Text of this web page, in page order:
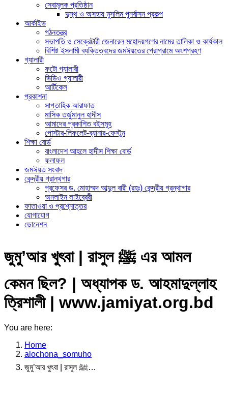
সেবামূলক প্রতিষ্ঠান
দুস্থ ও অসহায় মুসলিম পুনর্বাসন প্রকল্প
আর্কাইভ
গঠনতন্ত্র
সভাপতি ও সেক্রেটারী জেনারেল মহোদয়গণের নামের তালিকা ও কার্যকাল
বিশিষ্ট ইসলামী ব্যক্তিত্বদের জমঈয়তের প্রোগ্রামে অংশগ্রহণ
গ্যালারী
ফটো গ্যালারী
ভিডিও গ্যালারী
আর্টিকেল
প্রকাশনা
সাপ্তাহিক আরাফাত
মাসিক তর্জুমানুল হাদীস
আমাদের প্রকাশিত বইসমূহ
পোস্টার-লিফলেট-ব্যানার-ফেস্টুন
শিক্ষা বোর্ড
বাংলাদেশ আহলে হাদীস শিক্ষা বোর্ড
ফলাফল
জমঈয়ত সংবাদ
কেন্দ্রীয় গ্রান্থগার
প্রফেসর ড. মোহাম্মদ আব্দুল বারী (রহঃ) কেন্দ্রীয় গ্রন্থাগার
অনলাইন লাইব্রেরী
ফাতাওয়া ও প্রশ্নোত্তর
যোগাযোগ
ডোনেশন
জুমু’আর খুৎবা | রাসুল ﷺ এর আমল
কেমন ছিল? | অধ্যাপক ড. আহমাদুল্লাহ
ত্রিশালী | www.jamiyat.org.bd
You are here:
Home
alochona_somuho
জুমু’আর খুৎবা | রাসুল ﷺ…